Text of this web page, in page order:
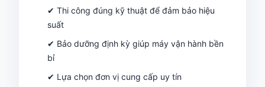
✔ Thi công đúng kỹ thuật để đảm bảo hiệu
suất
✔ Bảo dưỡng định kỳ giúp máy vận hành bền
bỉ
✔ Lựa chọn đơn vị cung cấp uy tín